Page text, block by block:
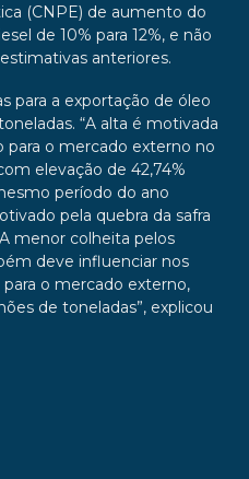
(CNPE) de aumento do
de 10% para 12%, e não
anteriores.
para a exportação de óleo
“A alta é motivada
o mercado externo no
elevação de 42,74%
período do ano
pela quebra da safra
menor colheita pelos
deve influenciar nos
o mercado externo,
de toneladas”, explicou